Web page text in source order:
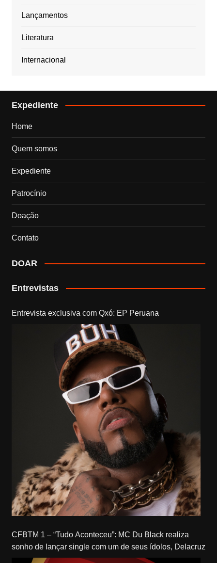
Lançamentos
Literatura
Internacional
Expediente
Home
Quem somos
Expediente
Patrocínio
Doação
Contato
DOAR
Entrevistas
Entrevista exclusiva com Qxó: EP Peruana
CFBTM 1 – “Tudo Aconteceu”: MC Du Black realiza
sonho de lançar single com um de seus ídolos, Delacruz